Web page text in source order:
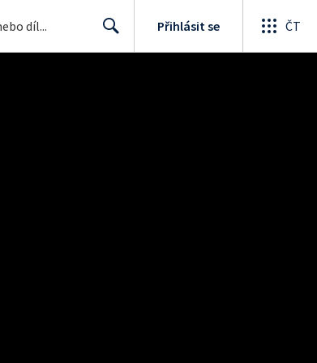
Přihlásit se ČT